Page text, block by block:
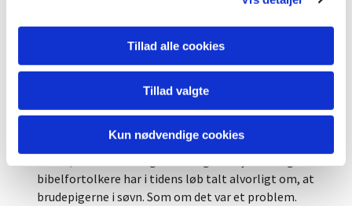
Tillad alle cookies
Tillad valgte
Kun nødvendige cookies
størrelser. Men de giver sig alligevel udslag i vores
synlige liv. Troen er udtryk for det indre beredskab.
En brandmand ved at han skal holde sig parat til at
rykke ud. Og så er det egentlig ligegyldigt om han
noget, kan han gøre hvad han vil. Men når alarmen
bibelfortolkere har i tidens løb talt alvorligt om, at
brudepigerne i søvn. Som om det var et problem.